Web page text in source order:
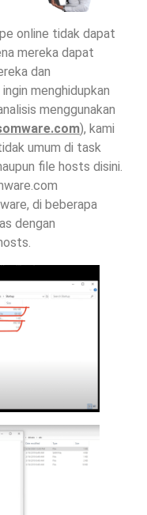
online tidak dapat
mereka dapat
dan
menghidupkan
menggunakan
), kami
umum di task
file hosts disini.
di beberapa
dengan